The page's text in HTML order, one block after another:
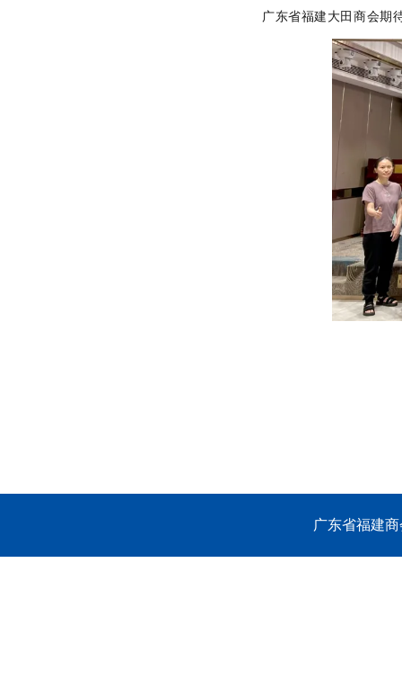
广东省福建大田商会期
广东省福建